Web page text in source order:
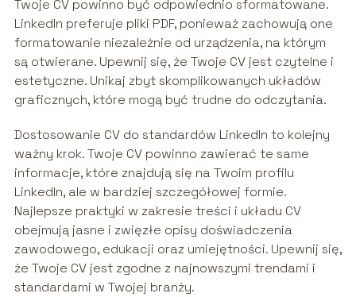
Twoje CV powinno być odpowiednio sformatowane.
LinkedIn preferuje pliki PDF, ponieważ zachowują one
formatowanie niezależnie od urządzenia, na którym
są otwierane. Upewnij się, że Twoje CV jest czytelne i
estetyczne. Unikaj zbyt skomplikowanych układów
graficznych, które mogą być trudne do odczytania.
Dostosowanie CV do standardów LinkedIn to kolejny
ważny krok. Twoje CV powinno zawierać te same
informacje, które znajdują się na Twoim profilu
LinkedIn, ale w bardziej szczegółowej formie.
Najlepsze praktyki w zakresie treści i układu CV
obejmują jasne i zwięzłe opisy doświadczenia
zawodowego, edukacji oraz umiejętności. Upewnij się,
że Twoje CV jest zgodne z najnowszymi trendami i
standardami w Twojej branży.